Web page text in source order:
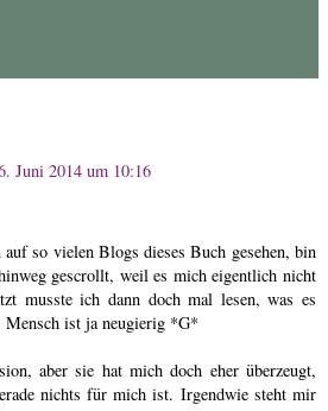
Juni 2014 um 10:16
auf so vielen Blogs dieses Buch gesehen, bin
gescrollt, weil es mich eigentlich nicht
musste ich dann doch mal lesen, was es
ist ja neugierig *G*
aber sie hat mich doch eher überzeugt,
nichts für mich ist. Irgendwie steht mir